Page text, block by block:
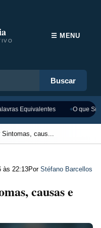
Buscar
☰ MENU
Equivalentes O que
Sintomas, caus...
às 22:13Por Stéfano Barcellos
causas e